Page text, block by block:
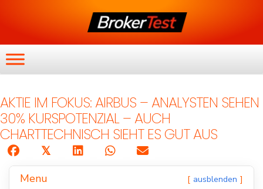
AKTIE IM FOKUS: AIRBUS – ANALYSTEN SEHEN
30% KURSPOTENZIAL – AUCH
CHARTTECHNISCH SIEHT ES GUT AUS
𝕏
Menu ausblenden